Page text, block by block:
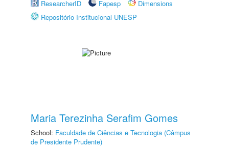
ResearcherID
Fapesp
Dimensions
Repositório Institucional UNESP
Maria Terezinha Serafim Gomes
School: Faculdade de Ciências e Tecnologia (Câmpus
de Presidente Prudente)